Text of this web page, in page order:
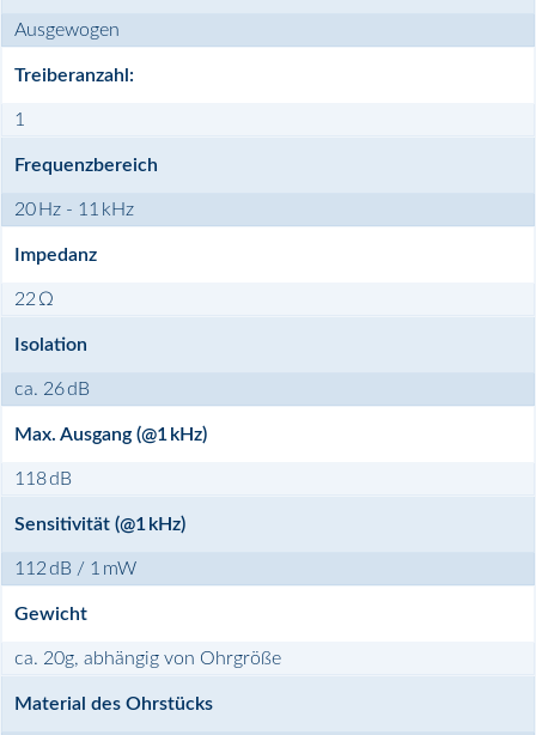
Ausgewogen
Treiberanzahl:
1
Frequenzbereich
20 Hz - 11 kHz
Impedanz
22 Ω
Isolation
ca. 26 dB
Max. Ausgang (@1 kHz)
118 dB
Sensitivität (@1 kHz)
112 dB / 1 mW
Gewicht
ca. 20g, abhängig von Ohrgröße
Material des Ohrstücks